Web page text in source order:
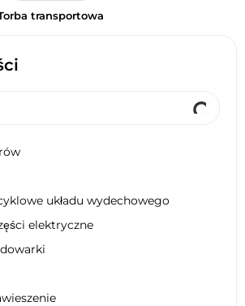
układu wydechowego
elektryczne
transportowa